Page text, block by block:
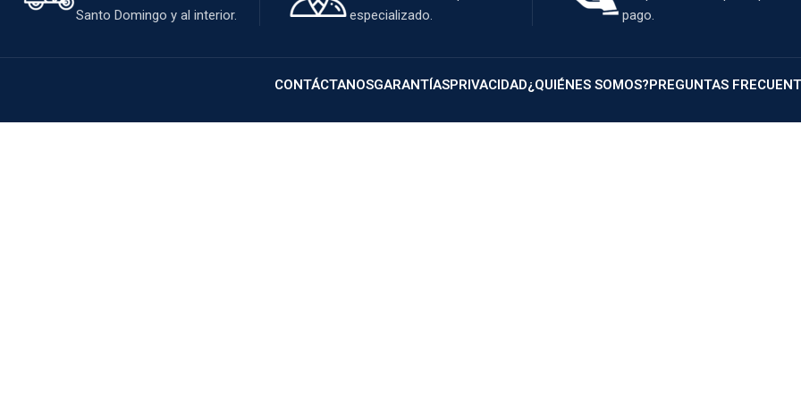
Santo Domingo y al interior.
especializado.
pago.
CONTÁCTANOSGARANTÍASPRIVACIDAD¿QUIÉNES SOMOS?PREGUNTAS